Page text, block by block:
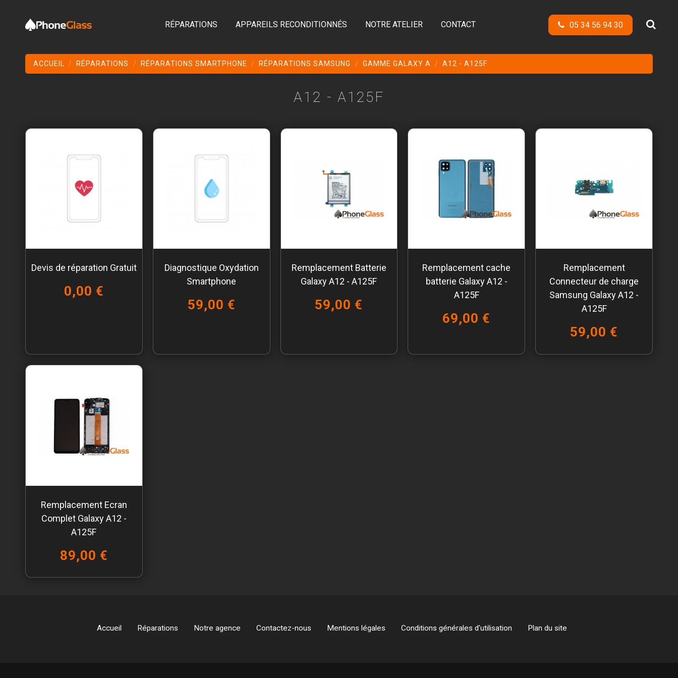
RÉPARATIONS APPAREILS RECONDITIONNÉS NOTRE ATELIER CONTACT 05 34 56 94 30
ACCUEIL RÉPARATIONS RÉPARATIONS SMARTPHONE RÉPARATIONS SAMSUNG GAMME GALAXY A A12 - A125F
A12 - A125F
Devis de réparation Gratuit
0,00 €
Diagnostique Oxydation
Smartphone
59,00 €
Remplacement Batterie
Galaxy A12 - A125F
59,00 €
Remplacement cache
batterie Galaxy A12 -
A125F
69,00 €
Remplacement
Connecteur de charge
Samsung Galaxy A12 -
A125F
59,00 €
Remplacement Ecran
Complet Galaxy A12 -
A125F
89,00 €
Accueil Réparations Notre agence Contactez-nous Mentions légales Conditions générales d'utilisation Plan du site